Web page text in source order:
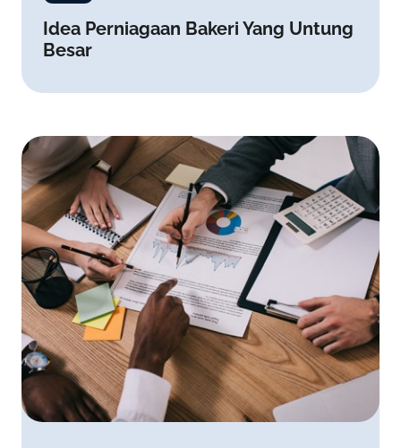
Idea Perniagaan Bakeri Yang Untung
Besar